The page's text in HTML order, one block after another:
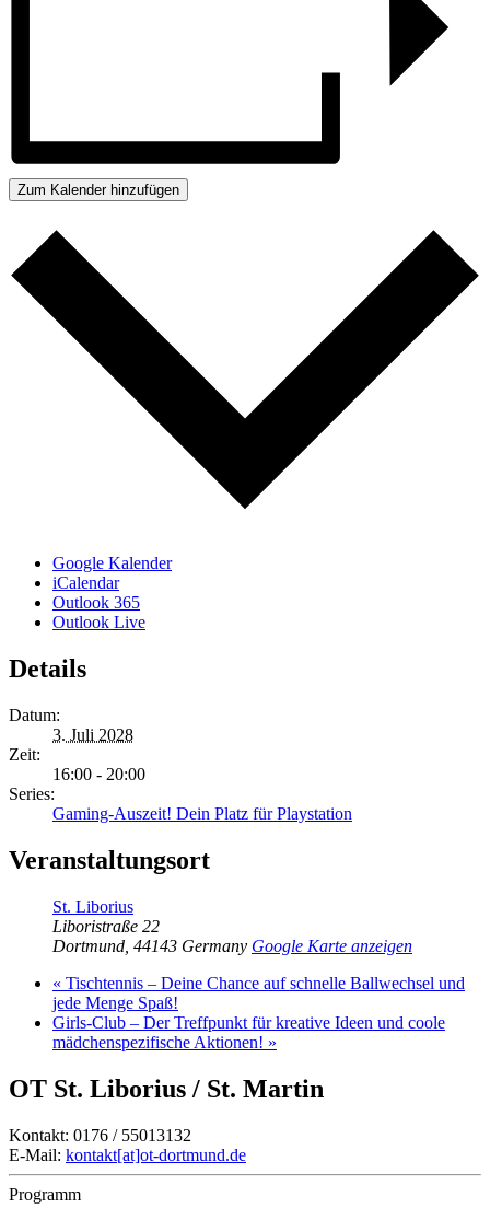
Zum Kalender hinzufügen
Google Kalender
iCalendar
Outlook 365
Outlook Live
Details
Datum:
3. Juli 2028
Zeit:
16:00 - 20:00
Series:
Gaming-Auszeit! Dein Platz für Playstation
Veranstaltungsort
St. Liborius
Liboristraße 22
Dortmund 44143 Germany Google Karte anzeigen
« Tischtennis – Deine Chance auf schnelle Ballwechsel und
jede Menge Spaß!
Girls-Club – Der Treffpunkt für kreative Ideen und coole
mädchenspezifische Aktionen! »
OT St. Liborius / St. Martin
Kontakt: 0176 / 55013132
E-Mail: kontakt[at]ot-dortmund.de
Programm